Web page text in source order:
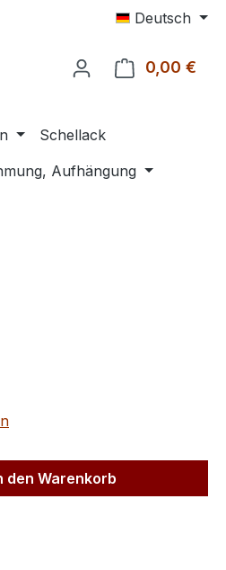
Deutsch
0,00 €
Schellack
Aufhängung
Wert
den Warenkorb